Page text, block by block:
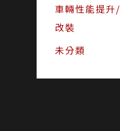
車輛性能提升/
改裝
未分類